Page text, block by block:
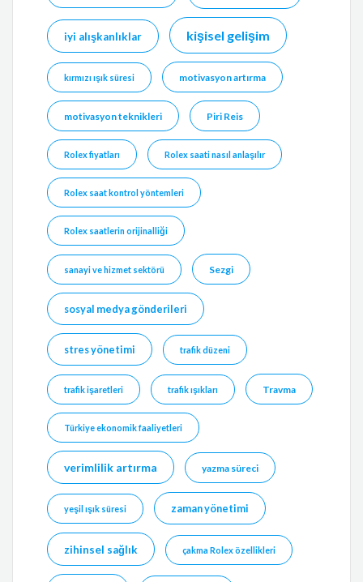
iyi alışkanlıklar kişisel gelişim
kırmızı ışık süresi motivasyon artırma
motivasyon teknikleri Piri Reis
Rolex fiyatları Rolex saati nasıl anlaşılır
Rolex saat kontrol yöntemleri
Rolex saatlerin orijinalliği
sanayi ve hizmet sektörü Sezgi
sosyal medya gönderileri
stres yönetimi trafik düzeni
trafik işaretleri trafik ışıkları Travma
Türkiye ekonomik faaliyetleri
verimlilik artırma yazma süreci
yeşil ışık süresi zaman yönetimi
zihinsel sağlık çakma Rolex özellikleri